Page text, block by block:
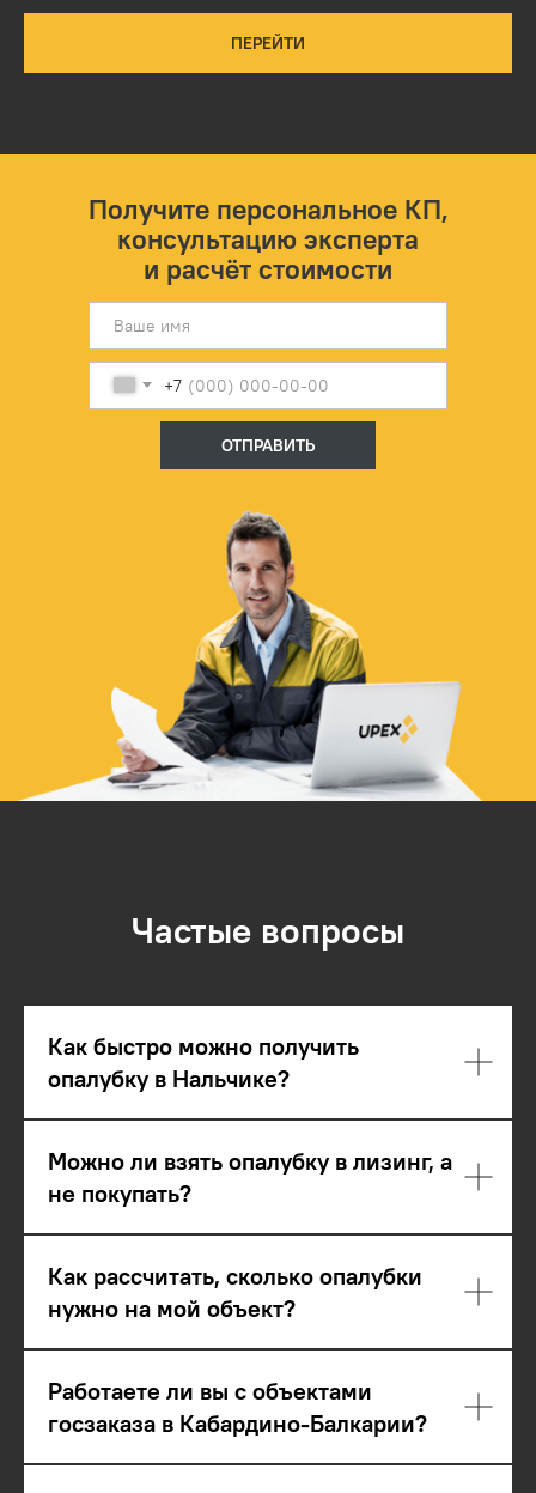
ПЕРЕЙТИ
Получите персональное КП,
консультацию эксперта
и расчёт стоимости
+7
ОТПРАВИТЬ
Частые вопросы
Как быстро можно получить
опалубку в Нальчике?
Можно ли взять опалубку в лизинг, а
не покупать?
Как рассчитать, сколько опалубки
нужно на мой объект?
Работаете ли вы с объектами
госзаказа в Кабардино-Балкарии?